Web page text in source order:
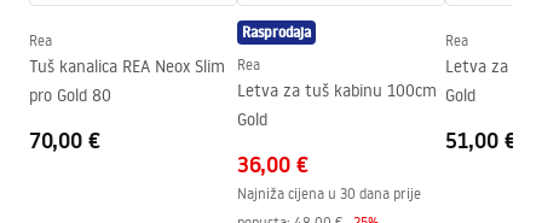
Širina
12mm
Debljina čelika
1mm
Mogućnost rezanja
Da
Rea
Tuš kanalica REA Neox Slim
pro Gold 80
70,00 €
Rasprodaja
Rea
Letva za tuš kabinu 100cm
Gold
36,00 €
Najniža cijena u 30 dana prije
Rea
Letva za tuš
Gold
51,00 €